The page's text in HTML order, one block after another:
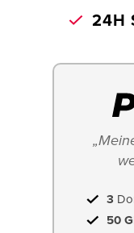
24H
3
50